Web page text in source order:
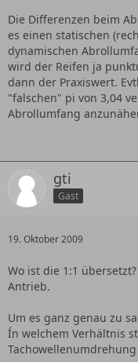
Die Differenzen beim
es einen statischen
dynamischen
wird der Reifen ja
dann der Praxiswert.
"falschen" pi von 3,04
Abrollumfang
gti
Gast
19. Oktober 2009
Wo ist die 1:1
Antrieb.
Um es ganz genau zu
Ín welchem Verhältnis